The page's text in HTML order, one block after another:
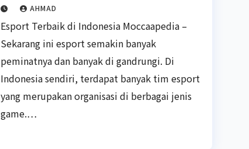
AHMAD
Esport Terbaik di Indonesia Moccaapedia –
Sekarang ini esport semakin banyak
peminatnya dan banyak di gandrungi. Di
Indonesia sendiri, terdapat banyak tim esport
yang merupakan organisasi di berbagai jenis
game.…